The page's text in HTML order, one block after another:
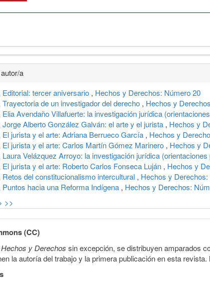
a
Editorial: tercer aniversario , Hechos y Derechos: Número 20
Trayectoria de un investigador del derecho , Hechos y
Elia Avendaño Villafuerte: la investigación jurídica
Jorge Alberto González Galván: el arte y el jurista , Hechos y
El jurista y el arte: Adriana Berrueco García , Hechos y
El jurista y el arte: Carlos Martín Gómez Marinero , Hechos y
Laura Velázquez Arroyo: la investigación jurídica (orientaciones
El jurista y el arte: Roberto Carlos Fonseca Luján , Hechos y
Retos del constitucionalismo intercultural , Hechos y
Puntos hacia una Reforma Indígena , Hechos y Derechos:
>>
(CC)
Hechos y Derechos sin excepción, se distribuyen amparados
la autoría del trabajo y la primera publicación en esta